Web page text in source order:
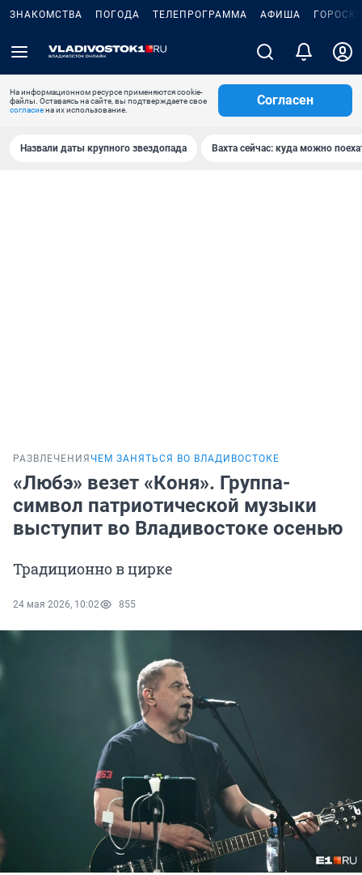
ЗНАКОМСТВА ПОГОДА ТЕЛЕПРОГРАММА АФИША
На информационном ресурсе применяются cookie-
файлы. Оставаясь на сайте, вы подтверждаете свое
согласиена их использование.
Согласен
Назвали даты крупного звездопада Вахта сейчас: куда можно
РАЗВЛЕЧЕНИЯ ЧЕМ ЗАНЯТЬСЯ ВО ВЛАДИВОСТОКЕ
«Любэ» везет «Коня». Группа-
символ патриотической музыки
выступит во Владивостоке осенью
Традиционно в цирке
24 мая 2026, 10:02 855